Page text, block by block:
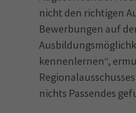
nicht den richtigen
Bewerbungen auf
kennenlernen“,
nichts Passendes